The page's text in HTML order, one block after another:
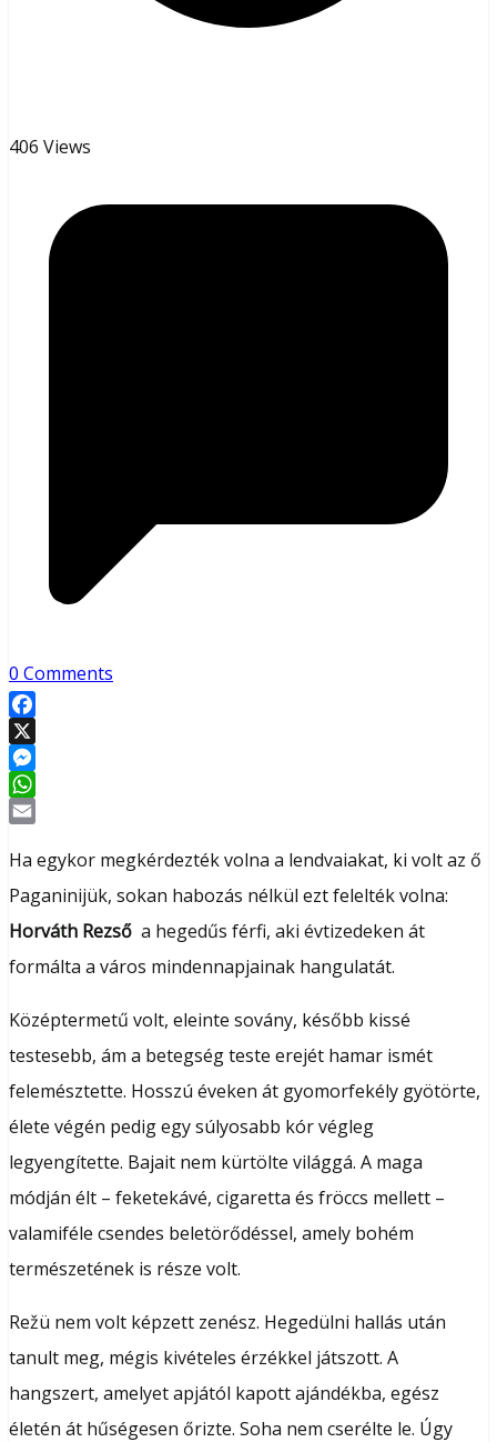
406 Views
0 Comments
Facebook
X
Messenger
WhatsApp
Ha egykor megkérdezték volna a lendvaiakat, ki volt az ő
Paganinijük, sokan habozás nélkül ezt felelték volna:
Horváth Rezső a hegedűs férfi, aki évtizedeken át
formálta a város mindennapjainak hangulatát.
Középtermetű volt, eleinte sovány, később kissé
testesebb, ám a betegség teste erejét hamar ismét
felemésztette. Hosszú éveken át gyomorfekély gyötörte,
élete végén pedig egy súlyosabb kór végleg
legyengítette. Bajait nem kürtölte világgá. A maga
módján élt – feketekávé, cigaretta és fröccs mellett –
valamiféle csendes beletörődéssel, amely bohém
természetének is része volt.
Režü nem volt képzett zenész. Hegedülni hallás után
tanult meg, mégis kivételes érzékkel játszott. A
hangszert, amelyet apjától kapott ajándékba, egész
életén át hűségesen őrizte. Soha nem cserélte le. Úgy